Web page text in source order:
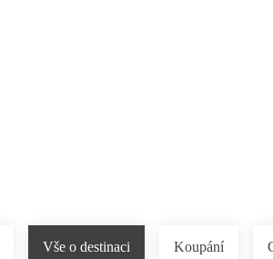
Vše o destinaci Koupání